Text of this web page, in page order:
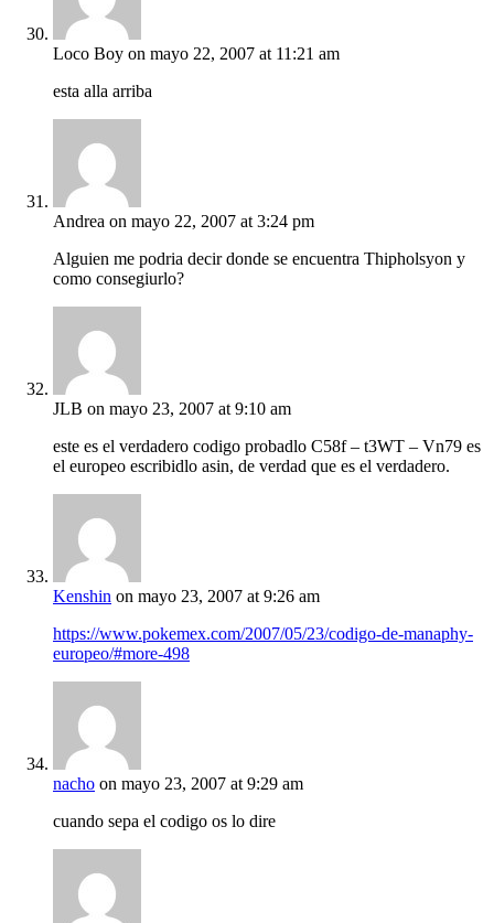
Loco Boy on mayo 22, 2007 at 11:21 am
esta alla arriba
Andrea on mayo 22, 2007 at 3:24 pm
Alguien me podria decir donde se encuentra Thipholsyon y
como consegiurlo?
JLB on mayo 23, 2007 at 9:10 am
este es el verdadero codigo probadlo C58f – t3WT – Vn79 es
el europeo escribidlo asin, de verdad que es el verdadero.
Kenshin on mayo 23, 2007 at 9:26 am
https://www.pokemex.com/2007/05/23/codigo-de-manaphy-
europeo/#more-498
nacho on mayo 23, 2007 at 9:29 am
cuando sepa el codigo os lo dire